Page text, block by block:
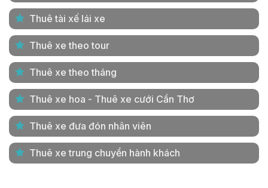
Thuê tài xế lái xe
Thuê xe theo tour
Thuê xe theo tháng
Thuê xe hoa - Thuê xe cưới Cần Thơ
Thuê xe đưa đón nhân viên
Thuê xe trung chuyển hành khách